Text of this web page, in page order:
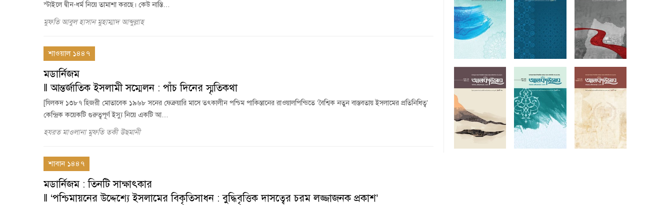
স্টাইলে দ্বীন-ধর্ম নিয়ে তামাশা করছে। কেউ নাস্তি…
মুফতি আবুল হাসান মুহাম্মাদ আব্দুল্লাহ
শাওয়াল ১৪৪৭
মডার্নিজম
‖ আন্তর্জাতিক ইসলামী সম্মেলন : পাঁচ দিনের স্মৃতিকথা
[যিলকদ ১৩৮৭ হিজরী মোতাবেক ১৯৬৮ সনের ফেব্রুয়ারি মাসে তৎকালীন পশ্চিম পাকিস্তানের রাওয়ালপিন্ডিতে ‘বৈশ্বিক নতুন বাস্তবতায় ইসলামের প্রতিনিধিত্ব’
কেন্দ্রিক কয়েকটি গুরুত্বপূর্ণ ইস্যু নিয়ে একটি আ…
হযরত মাওলানা মুফতি তকী উছমানী
শাবান ১৪৪৭
মডার্নিজম : তিনটি সাক্ষাৎকার
‖ ‘পশ্চিমায়নের উদ্দেশ্যে ইসলামের বিকৃতিসাধন : বুদ্ধিবৃত্তিক দাসত্বের চরম লজ্জাজনক প্রকাশ’